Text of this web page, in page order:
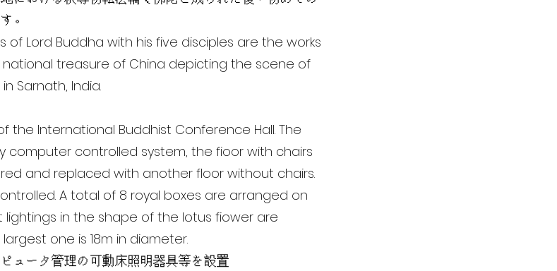
。
of Lord Buddha with his five disciples are the works
national treasure of China depicting the scene of
Sarnath, India.
the lnternational Buddhist Conference Hall. The
computer controlled system, the fioor with chairs
and replaced with another floor without chairs.
A total of 8 royal boxes are arranged on
lightings in the shape of the lotus fiower are
one is 18m in diameter.
ュータ管理の可動床照明器具等を設置